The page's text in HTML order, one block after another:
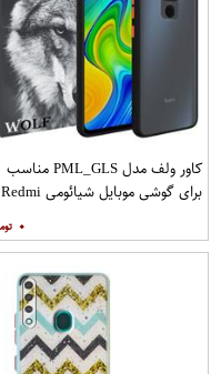
کاور ولف مدل PML_GLS مناسب
برای گوشی موبایل شیائومی Redmi
۰